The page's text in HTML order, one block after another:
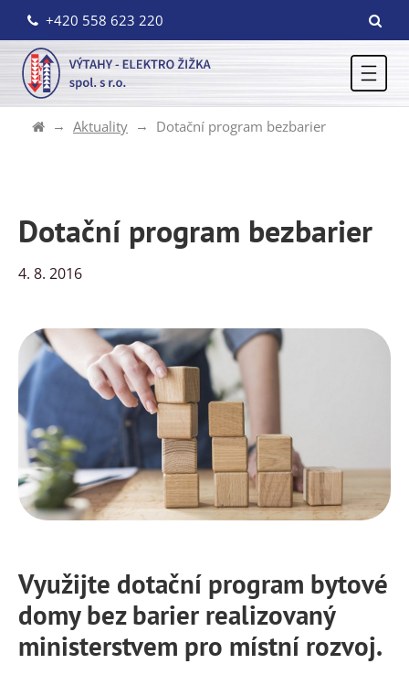
+420 558 623 220
Aktuality Dotační program bezbarier
Dotační program bezbarier
4. 8. 2016
Využijte dotační program bytové
domy bez barier realizovaný
ministerstvem pro místní rozvoj.